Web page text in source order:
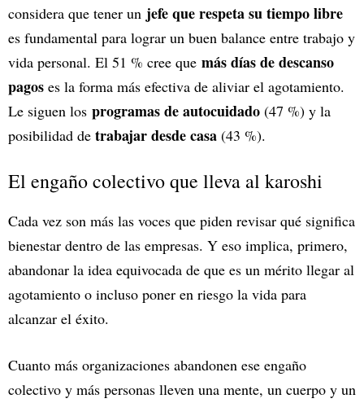
considera que tener un jefe que respeta su tiempo libre
es fundamental para lograr un buen balance entre trabajo y
vida personal. El 51 % cree que más días de descanso
pagos es la forma más efectiva de aliviar el agotamiento.
Le siguen los programas de autocuidado (47 %) y la
posibilidad de trabajar desde casa (43 %).
El engaño colectivo que lleva al karoshi
Cada vez son más las voces que piden revisar qué significa
bienestar dentro de las empresas. Y eso implica, primero,
abandonar la idea equivocada de que es un mérito llegar al
agotamiento o incluso poner en riesgo la vida para
alcanzar el éxito.
Cuanto más organizaciones abandonen ese engaño
colectivo y más personas lleven una mente, un cuerpo y un